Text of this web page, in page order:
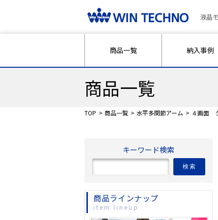
液晶
商品一覧 納入事例
商品一覧
TOP 商品一覧 水平多関節アーム ４画面
キーワード検索
検索
商品ラインナップ
item lineup